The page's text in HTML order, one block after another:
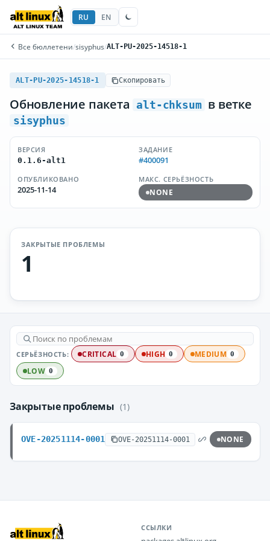
RU EN
Все бюллетени/sisyphus/ALT-PU-2025-14518-1
ALT-PU-2025-14518-1 Скопировать
Обновление пакета alt-chksum в ветке
sisyphus
ВЕРСИЯ
0.1.6-alt1
ЗАДАНИЕ
#400091
ОПУБЛИКОВАНО
2025-11-14
МАКС. СЕРЬЁЗНОСТЬ
NONE
ЗАКРЫТЫЕ ПРОБЛЕМЫ
1
СЕРЬЁЗНОСТЬ: CRITICAL 0 HIGH 0 MEDIUM 0
LOW 0
Закрытые проблемы (1)
OVE-20251114-0001 OVE-20251114-0001 NONE
ССЫЛКИ